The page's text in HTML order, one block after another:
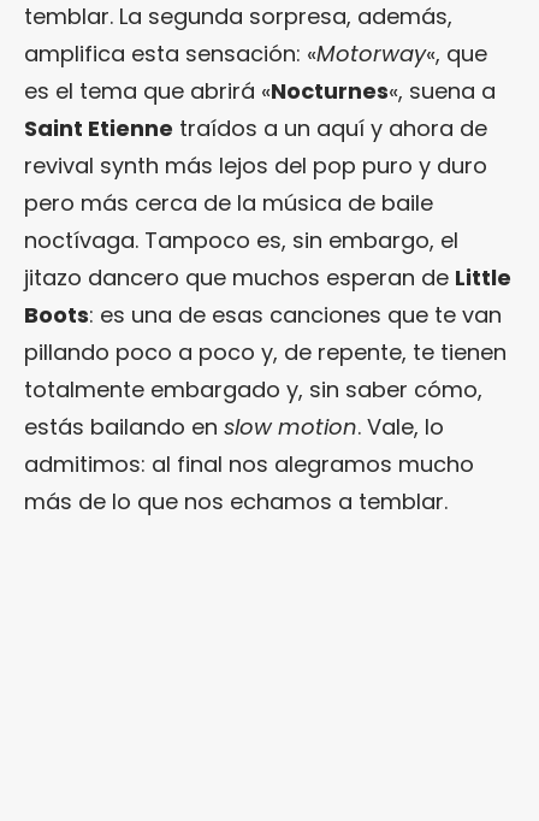
temblar. La segunda sorpresa, además,
amplifica esta sensación: «Motorway«, que
es el tema que abrirá «Nocturnes«, suena a
Saint Etienne traídos a un aquí y ahora de
revival synth más lejos del pop puro y duro
pero más cerca de la música de baile
noctívaga. Tampoco es, sin embargo, el
jitazo dancero que muchos esperan de Little
Boots: es una de esas canciones que te van
pillando poco a poco y, de repente, te tienen
totalmente embargado y, sin saber cómo,
estás bailando en slow motion. Vale, lo
admitimos: al final nos alegramos mucho
más de lo que nos echamos a temblar.